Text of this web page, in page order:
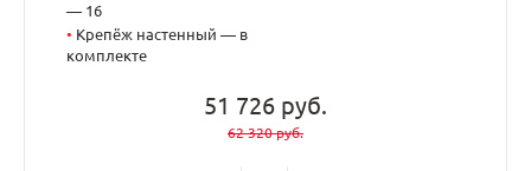
— 16
• Крепёж настенный — в
комплекте
51 726 руб.
62 320 руб.